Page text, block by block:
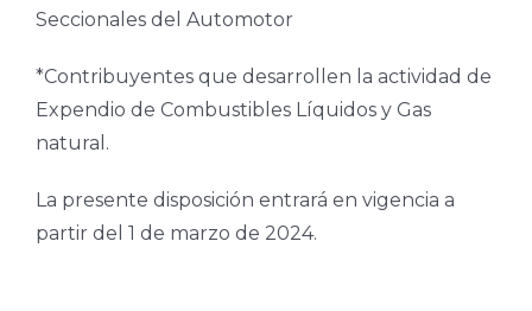
Seccionales del Automotor
*Contribuyentes que desarrollen la actividad de
Expendio de Combustibles Líquidos y Gas
natural.
La presente disposición entrará en vigencia a
partir del 1 de marzo de 2024.